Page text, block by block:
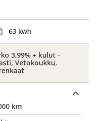
63 kwh
3,99% + kulut -
Vetokoukku,
km